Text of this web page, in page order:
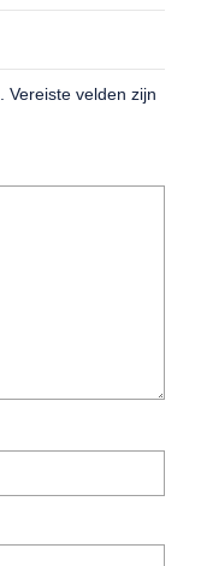
Vereiste velden zijn